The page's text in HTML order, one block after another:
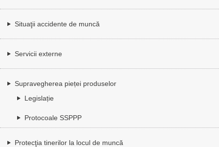
Situaţii accidente de muncă
Servicii externe
Supravegherea pieței produselor
Legislație
Protocoale SSPPP
Protecţia tinerilor la locul de muncă